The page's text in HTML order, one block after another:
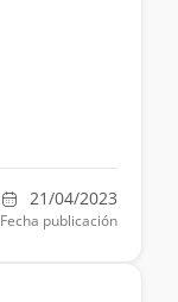
21/04/2023
Fecha publicación